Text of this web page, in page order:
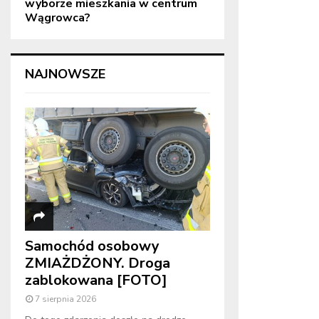
wyborze mieszkania w centrum
Wągrowca?
NAJNOWSZE
Samochód osobowy
ZMIAŻDŻONY. Droga
zablokowana [FOTO]
7 sierpnia 2026